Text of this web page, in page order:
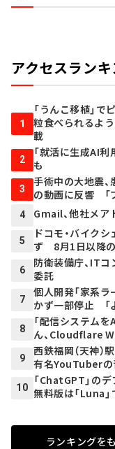
アクセスラン
1
「うんこ移植」
粒食べられるよ
載
2
「就活に生成AI
も
3
手術中の大地震
の動画に反響 「
4 Gmail、他社メア
5
ドコモ・バイク
ず 8月1日以降の
6
防衛装備庁、ITコ
委託
7
個人開発「家系
かず一部停止 「
8
「配信システム
ん、Cloudflare
9
西鉄福岡（天神
有名YouTuberの
10
「ChatGPT」の
無料版は「Luna
ランキングを